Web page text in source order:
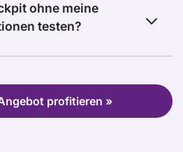
ohne meine
testen?
profitieren »